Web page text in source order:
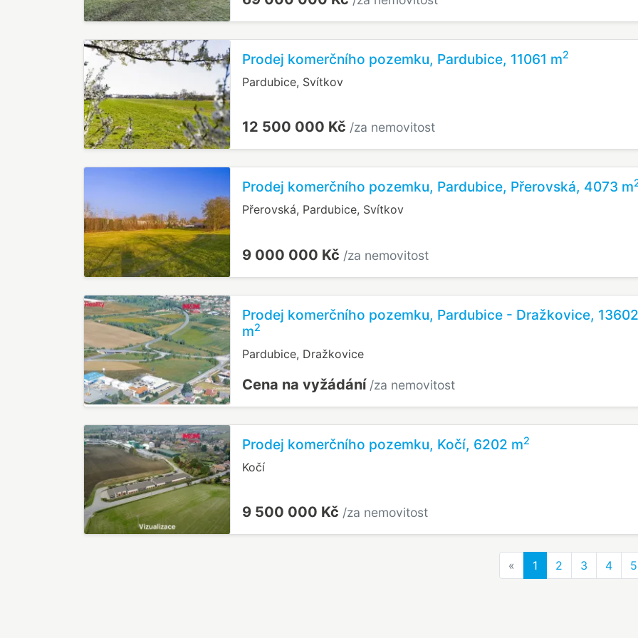
Prodej komerčního pozemku, Pardubice, 11061 m2
Pardubice, Svítkov
12 500 000 Kč /za nemovitost
Prodej komerčního pozemku, Pardubice, Přerovská, 4073 m
Přerovská, Pardubice, Svítkov
9 000 000 Kč /za nemovitost
Prodej komerčního pozemku, Pardubice - Dražkovice, 13602
m2
Pardubice, Dražkovice
Cena na vyžádání /za nemovitost
Prodej komerčního pozemku, Kočí, 6202 m2
Kočí
9 500 000 Kč /za nemovitost
« Previous
1 2 3 4 5